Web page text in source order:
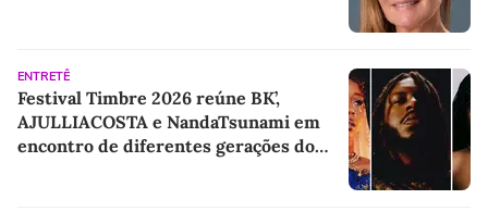
ENTRETÊ
Festival Timbre 2026 reúne BK’,
AJULLIACOSTA e NandaTsunami em
encontro de diferentes gerações do